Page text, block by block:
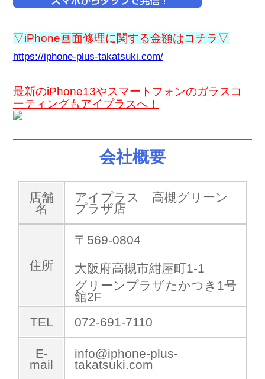
▽iPhone画面修理に関する金額はコチラ▽
https://iphone-plus-takatsuki.com/
最新のiPhone13やスマートフォンのガラスコ
ーティングもアイプラスへ！
会社概要
店舗
名
アイプラス 高槻グリーン
プラザ店
住所
〒569-0804
大阪府高槻市紺屋町1-1
グリーンプラザたかつき1号
館2F
TEL
072-691-7110
E-
mail
info@iphone-plus-
takatsuki.com